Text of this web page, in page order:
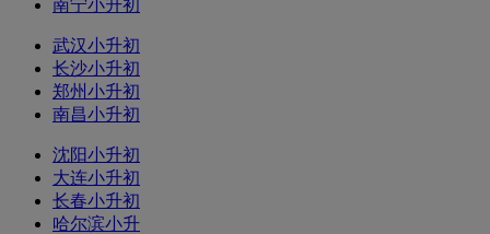
南宁小升初
武汉小升初
长沙小升初
郑州小升初
南昌小升初
沈阳小升初
大连小升初
长春小升初
哈尔滨小升